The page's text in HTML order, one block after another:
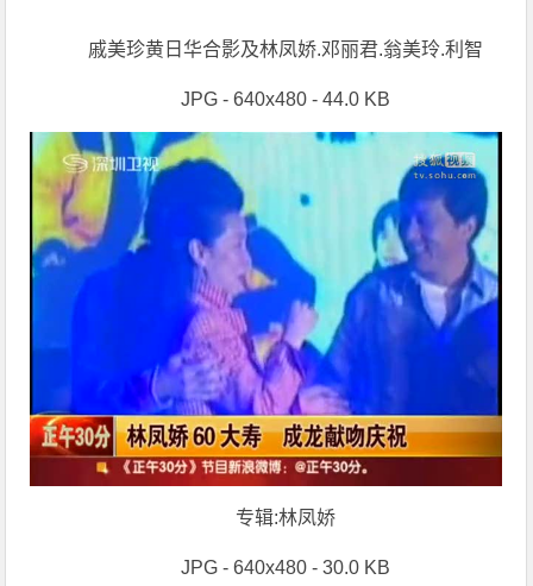
戚美珍黄日华合影及林凤娇.邓丽君.翁美玲.利智
JPG - 640x480 - 44.0 KB
专辑:林凤娇
JPG - 640x480 - 30.0 KB